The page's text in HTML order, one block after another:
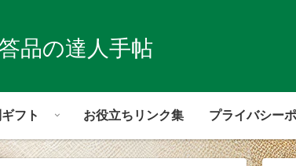
品の達人手帖
フト お役立ちリンク集 プライバシー